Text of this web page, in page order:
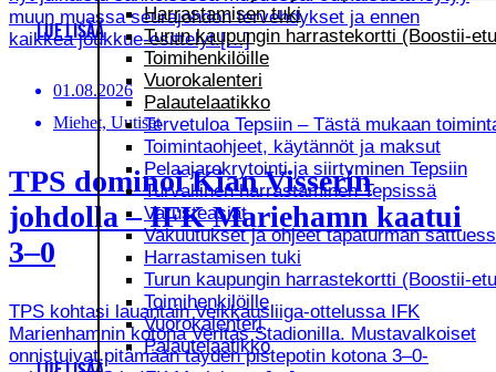
Harrastamisen tuki
Turun kaupungin harrastekortti (Boostii-
Toimihenkilöille
Vuorokalenteri
Palautelaatikko
Tervetuloa Tepsiin – Tästä mukaan
Toimintaohjeet, käytännöt ja maksut
Pelaajarekrytointi ja siirtyminen Tepsiin
Turvallinen harrastaminen Tepsissä
Varusteasiat
Vakuutukset ja ohjeet tapaturman
Harrastamisen tuki
Turun kaupungin harrastekortti (Boostii-
Toimihenkilöille
Vuorokalenteri
Palautelaatikko
muun muassa seurajohdon tervehdykset ja ennen
kaikkea joukkue-esittelyt.[…]
LUE LISÄÄ
01.08.2026
Miehet, Uutiset
TPS dominoi Kian Visserin
johdolla – IFK Mariehamn kaatui
3–0
TPS kohtasi lauantain Veikkausliiga-ottelussa IFK
Marienhamnin kotona Veritas Stadionilla. Mustavalkoiset
onnistuivat pitämään täyden pistepotin kotona 3–0-